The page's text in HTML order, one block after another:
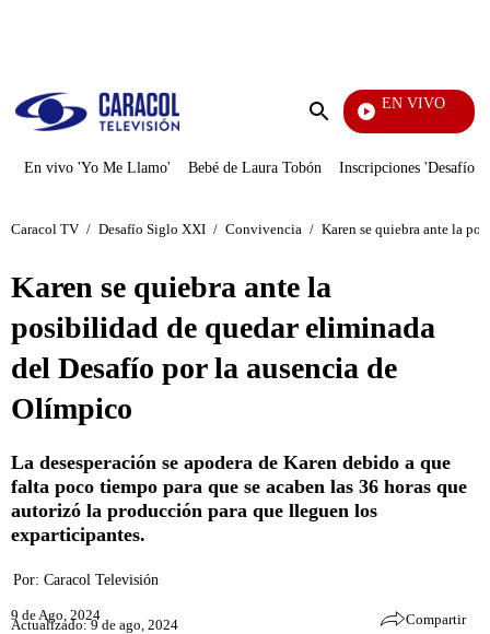
Enviar
EN VIVO
Pura
En vivo 'Yo Me Llamo' Bebé de Laura Tobón Inscripciones 'Desafío'
Caracol TV / Desafío Siglo XXI / Convivencia / Karen se quiebra ante la
Karen se quiebra ante la
posibilidad de quedar eliminada
del Desafío por la ausencia de
Olímpico
La desesperación se apodera de Karen debido a que
falta poco tiempo para que se acaben las 36 horas que
autorizó la producción para que lleguen los
exparticipantes.
Por: Caracol Televisión
9 de Ago, 2024
Actualizado: 9 de ago, 2024 Compartir